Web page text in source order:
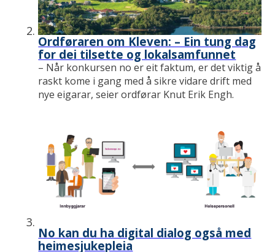
Ordføraren om Kleven: – Ein tung dag
for dei tilsette og lokalsamfunnet
– Når konkursen no er eit faktum, er det viktig å
raskt kome i gang med å sikre vidare drift med
nye eigarar, seier ordførar Knut Erik Engh.
No kan du ha digital dialog også med
heimesjukepleia